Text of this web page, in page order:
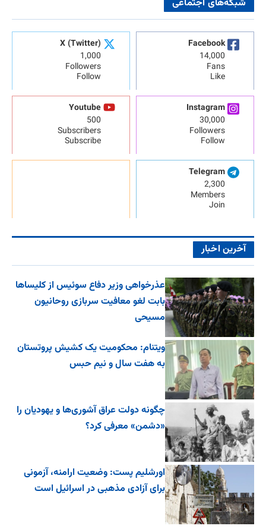
شبکه‌های اجتماعی
Facebook
14,000
Fans
Like
X (Twitter)
1,000
Followers
Follow
Instagram
30,000
Followers
Follow
Youtube
500
Subscribers
Subscribe
Telegram
2,300
Members
Join
آخرین اخبار
عذرخواهی وزیر دفاع سوئیس از کلیساها
بابت لغو معافیت سربازی روحانیون
مسیحی
ویتنام: محکومیت یک کشیش پروتستان
به هفت سال و نیم حبس
چگونه دولت عراق آشوری‌ها و یهودیان را
«دشمن» معرفی کرد؟
اورشلیم پست: وضعیت ارامنه، آزمونی
برای آزادی مذهبی در اسرائیل است